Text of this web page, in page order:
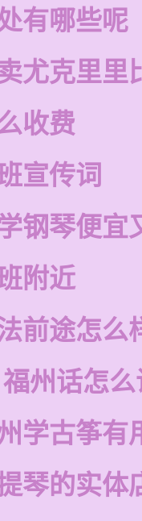
有哪些呢
尤克里里
收费
宣传词
钢琴便宜
附近
前途怎么
州话怎
学古筝有
琴的实体